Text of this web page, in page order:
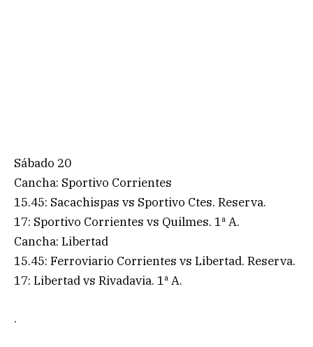
Sábado 20
Cancha: Sportivo Corrientes
15.45: Sacachispas vs Sportivo Ctes. Reserva.
17: Sportivo Corrientes vs Quilmes. 1ª A.
Cancha: Libertad
15.45: Ferroviario Corrientes vs Libertad. Reserva.
17: Libertad vs Rivadavia. 1ª A.
.